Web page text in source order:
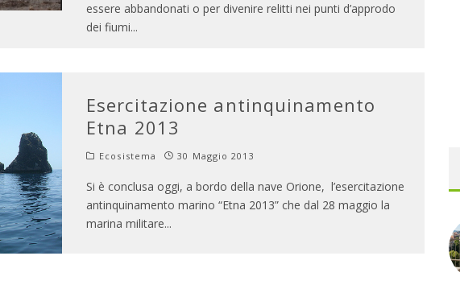
essere abbandonati o per divenire relitti nei punti d’approdo
dei fiumi...
Esercitazione antinquinamento
Etna 2013
Ecosistema 30 Maggio 2013
Si è conclusa oggi, a bordo della nave Orione, l’esercitazione
antinquinamento marino “Etna 2013” che dal 28 maggio la
marina militare...